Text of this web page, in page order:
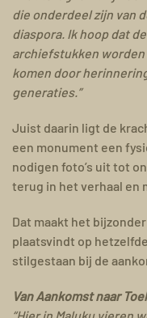
die onderdeel zijn van
diaspora. Ik hoop dat
archiefstukken
komen door
generaties.”
Juist daarin ligt de
een monument een
nodigen foto’s uit tot
terug in het verhaal en
Dat maakt het
plaatsvindt op
stilgestaan bij de
Van Aankomst naar